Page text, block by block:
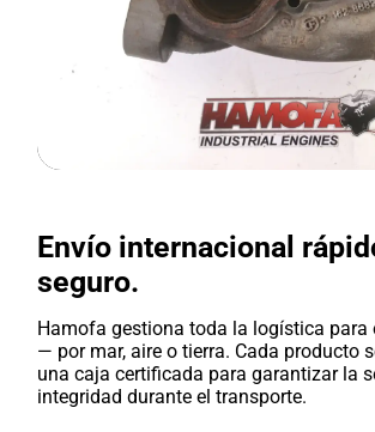
Envío internacional
seguro.
Hamofa gestiona toda la logística para
— por mar, aire o tierra. Cada producto
una caja certificada para garantizar la
integridad durante el transporte.